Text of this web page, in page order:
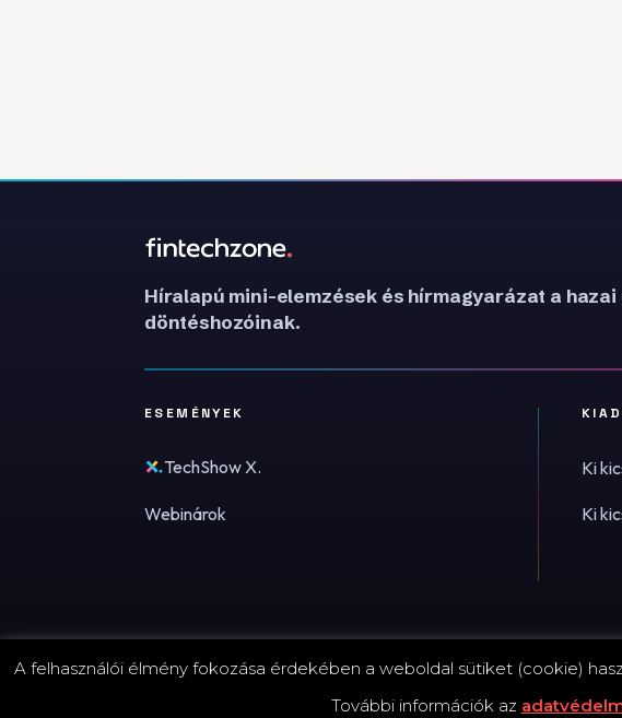
Híralapú mini-elemzések és hírmagyarázat a
döntéshozóinak.
ESEMÉNYEK
TechShow X.
Webinárok
Ki
Ki
© 2026 FinTechZone.hu - A FinTech Group Kft.
A felhasználói élmény fokozása érdekében a weboldal sütiket (cookie)
További információk az